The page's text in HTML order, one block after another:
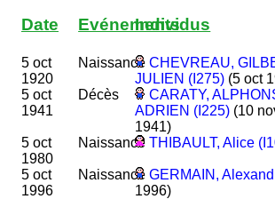
Date Evénements
Individus
5 oct
1920
Naissance CHEVREAU,
JULIEN (I275) (5 oct
5 oct
1941
Décès
CARATY,
ADRIEN (I225) (10
1941)
5 oct
1980
Naissance THIBAULT, Alice
5 oct
1996
Naissance GERMAIN,
1996)